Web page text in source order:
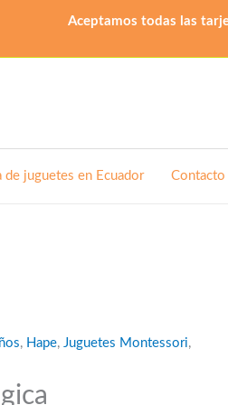
Aceptamos todas las
de juguetes en Ecuador Contacto
, Hape, Juguetes Montessori,